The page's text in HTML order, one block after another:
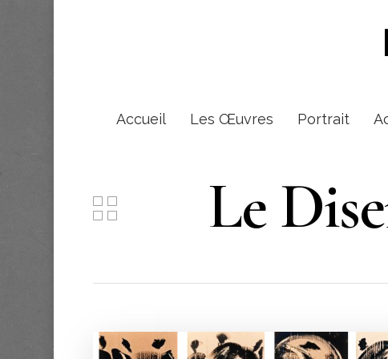
Accueil Les Œuvres Portrait
Le